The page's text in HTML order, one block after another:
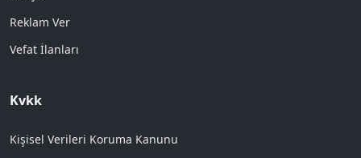
Reklam Ver
Vefat İlanları
Kvkk
Kişisel Verileri Koruma Kanunu